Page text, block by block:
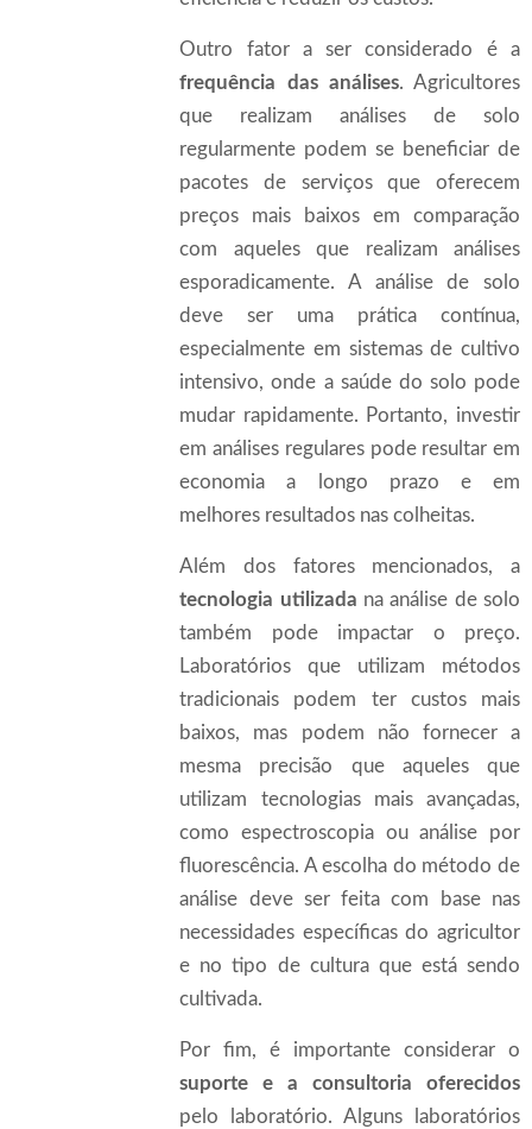
Outro fator a ser considerado é a
frequência das análises. Agricultores
que realizam análises de solo
regularmente podem se beneficiar de
pacotes de serviços que oferecem
preços mais baixos em comparação
com aqueles que realizam análises
esporadicamente. A análise de solo
deve ser uma prática contínua,
especialmente em sistemas de cultivo
intensivo, onde a saúde do solo pode
mudar rapidamente. Portanto, investir
em análises regulares pode resultar em
economia a longo prazo e em
melhores resultados nas colheitas.
Além dos fatores mencionados, a
tecnologia utilizada na análise de solo
também pode impactar o preço.
Laboratórios que utilizam métodos
tradicionais podem ter custos mais
baixos, mas podem não fornecer a
mesma precisão que aqueles que
utilizam tecnologias mais avançadas,
como espectroscopia ou análise por
fluorescência. A escolha do método de
análise deve ser feita com base nas
necessidades específicas do agricultor
e no tipo de cultura que está sendo
cultivada.
Por fim, é importante considerar o
suporte e a consultoria oferecidos
pelo laboratório. Alguns laboratórios